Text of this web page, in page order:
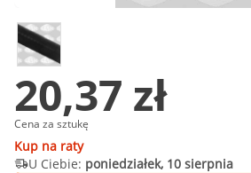
20,37 zł
Cena za sztukę
Kup na raty
U Ciebie: poniedziałek, 10 sierpnia